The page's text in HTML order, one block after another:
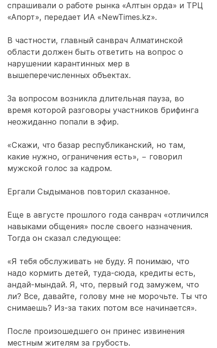
спрашивали о работе рынка «Алтын орда» и ТРЦ
«Апорт», передает ИА «NewTimes.kz».
В частности, главный санврач Алматинской
области должен быть ответить на вопрос о
нарушении карантинных мер в
вышеперечисленных объектах.
За вопросом возникла длительная пауза, во
время которой разговоры участников брифинга
неожиданно попали в эфир.
«Скажи, что базар республиканский, но там,
какие нужно, ограничения есть», − говорил
мужской голос за кадром.
Ергали Сыдыманов повторил сказанное.
Еще в августе прошлого года санврач «отличился
навыками общения» после своего назначения.
Тогда он сказал следующее:
«Я тебя обслуживать не буду. Я понимаю, что
надо кормить детей, туда-сюда, кредиты есть,
андай-мындай. Я, что, первый год замужем, что
ли? Все, давайте, голову мне не морочьте. Ты что
снимаешь? Из-за таких потом все начинается».
После произошедшего он принес извинения
местным жителям за грубость.